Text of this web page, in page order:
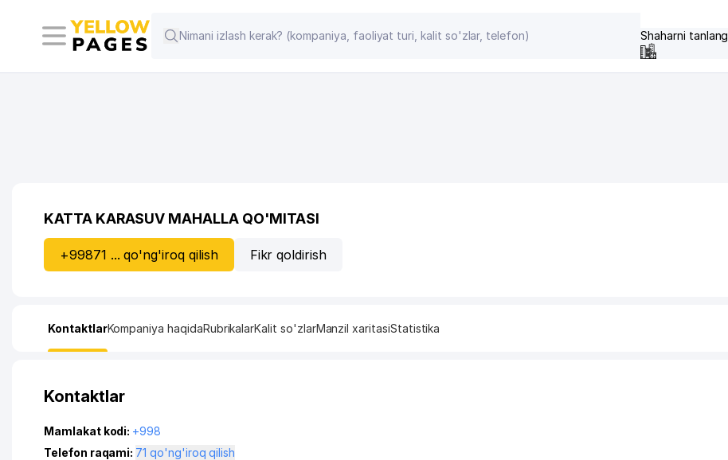
Shaharni tanlang
KATTA KARASUV MAHALLA QO'MITASI
+99871 ... qo'ng'iroq qilish Fikr qoldirish
KontaktlarKompaniya haqidaRubrikalarKalit so'zlarManzil xaritasiStatistika
Kontaktlar
Mamlakat kodi: +998
Telefon raqami:
71 qo'ng'iroq qilish